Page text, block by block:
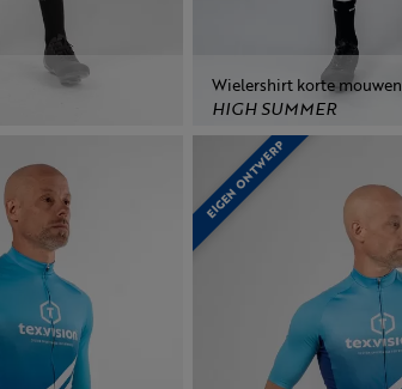
Wielershirt korte mouwen
HIGH SUMMER
EIGEN ONTWERP